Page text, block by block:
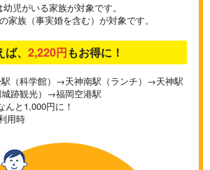
児がいる家族が対象です。
家族（事実婚を含む）が対象です。
、 2,220円もお得に！
（科学館）→天神南駅（ランチ）→天神駅
跡観光）→福岡空港駅
んと1,000円に！
用時